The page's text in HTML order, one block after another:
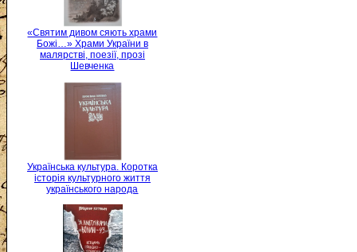
«Святим дивом сяють храми
Божі…» Храми України в
малярстві, поезії, прозі
Шевченка
Українська культура. Коротка
історія культурного життя
українського народа